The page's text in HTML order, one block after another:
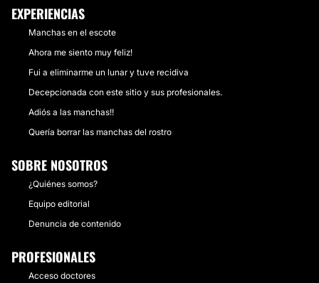
EXPERIENCIAS
Manchas en el escote
Ahora me siento muy feliz!
Fui a eliminarme un lunar y tuve recidiva
Decepcionada con este sitio y sus profesionales.
Adiós a las manchas!!
Quería borrar las manchas del rostro
SOBRE NOSOTROS
¿Quiénes somos?
Equipo editorial
Denuncia de contenido
PROFESIONALES
Acceso doctores